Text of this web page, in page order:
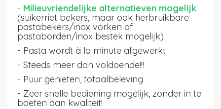
- Milieuvriendelijke alternatieven mogelijk
(suikerriet bekers, maar ook herbruikbare
pastabekers/inox vorken of
pastaborden/inox bestek mogelijk)
- Pasta wordt à la minute afgewerkt
- Steeds meer dan voldoende!!!
- Puur genieten, totaalbeleving
- Zeer snelle bediening mogelijk, zonder in te
boeten aan kwaliteit!